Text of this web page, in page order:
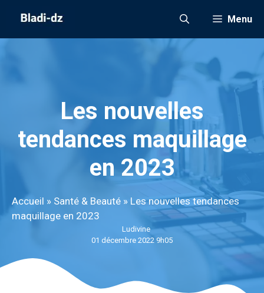
contenu
Menu
Les nouvelles
tendances maquillage
en 2023
Accueil » Santé & Beauté » Les nouvelles tendances
maquillage en 2023
Ludivine
01 décembre 2022 9h05